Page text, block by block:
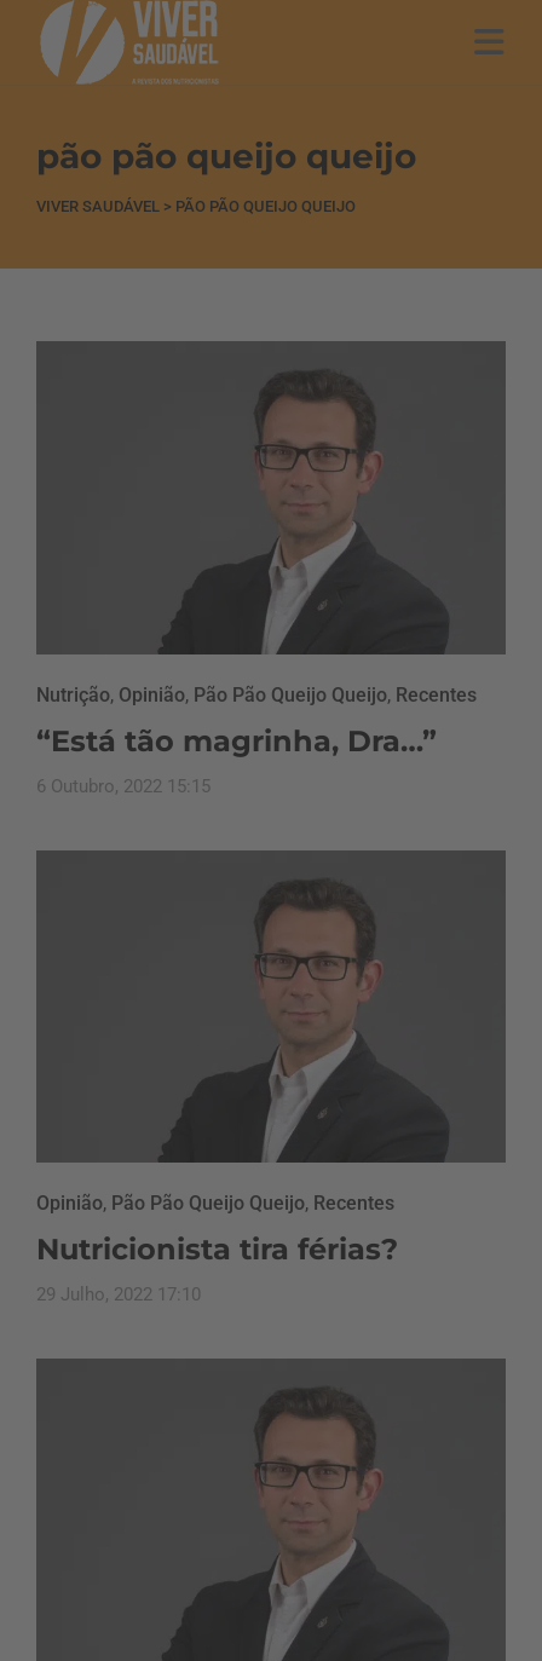
pão pão queijo queijo
VIVER SAUDÁVEL > PÃO PÃO QUEIJO QUEIJO
Nutrição, Opinião, Pão Pão Queijo Queijo, Recentes
“Está tão magrinha, Dra…”
6 Outubro, 2022 15:15
Opinião, Pão Pão Queijo Queijo, Recentes
Nutricionista tira férias?
29 Julho, 2022 17:10